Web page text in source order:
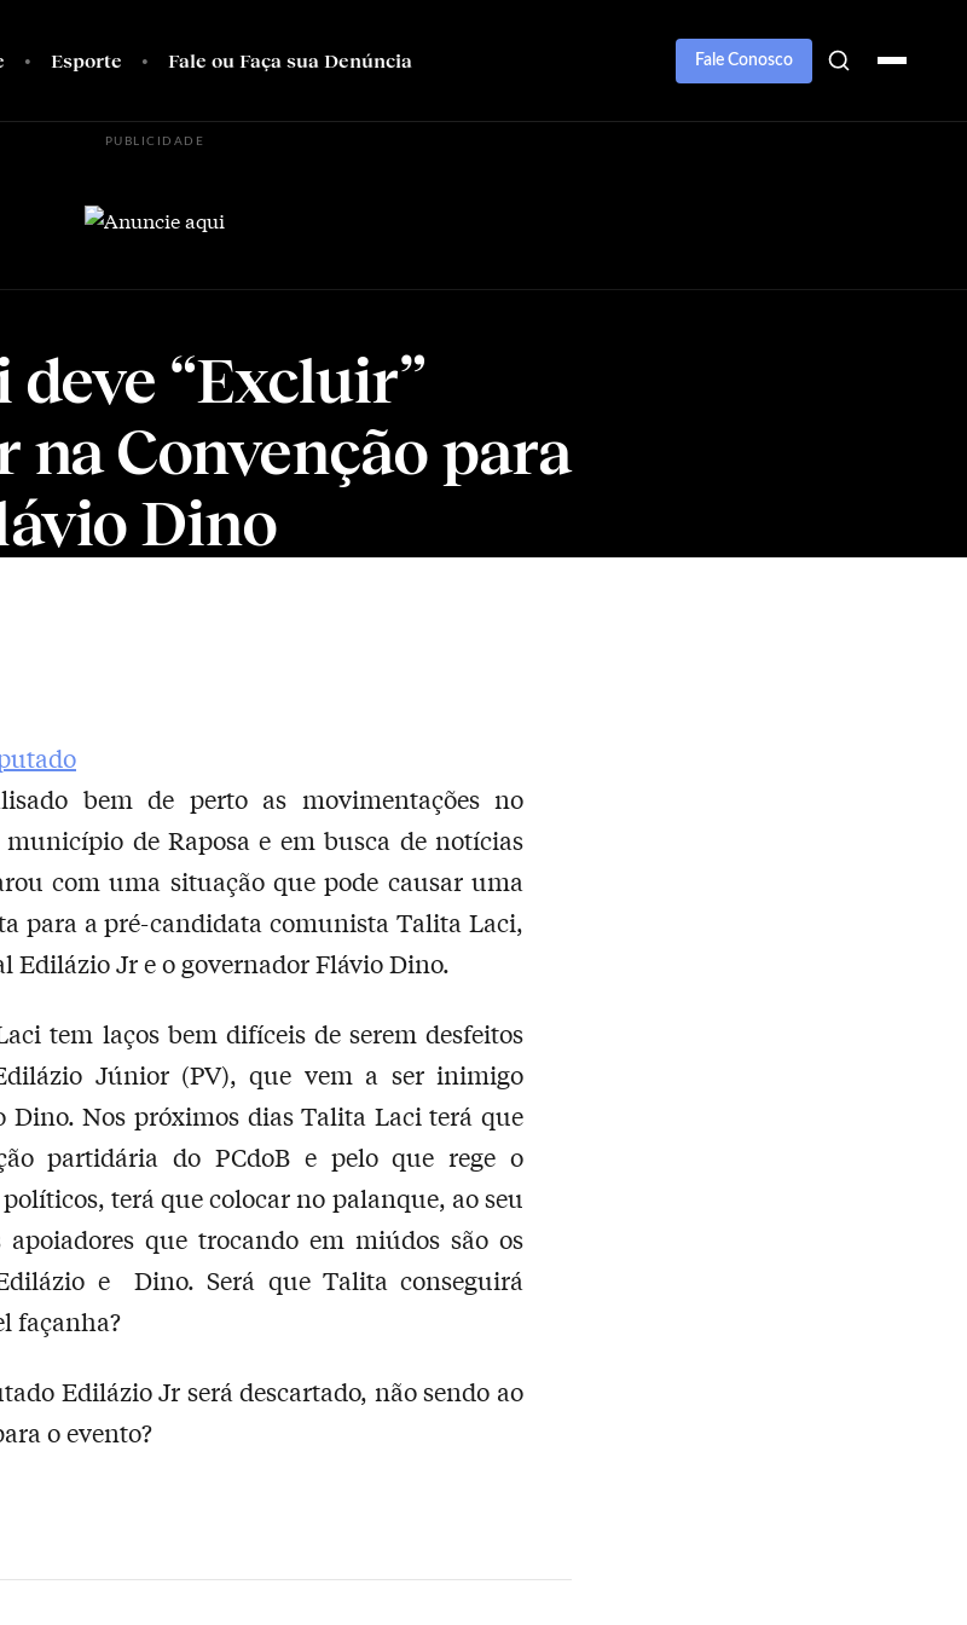
Esporte Fale ou Faça sua Denúncia Fale Conosco
PUBLICIDADE
“Excluir”
na Convenção para
Dino
bem de perto as movimentações no
de Raposa e em busca de notícias
com uma situação que pode causar uma
para a pré-candidata comunista Talita Laci,
Edilázio Jr e o governador Flávio Dino.
tem laços bem difíceis de serem desfeitos
Júnior (PV), que vem a ser inimigo
Dino. Nos próximos dias Talita Laci terá que
partidária do PCdoB e pelo que rege o
terá que colocar no palanque, ao seu
apoiadores que trocando em miúdos são os
e Dino. Será que Talita conseguirá
façanha?
Edilázio Jr será descartado, não sendo ao
o evento?